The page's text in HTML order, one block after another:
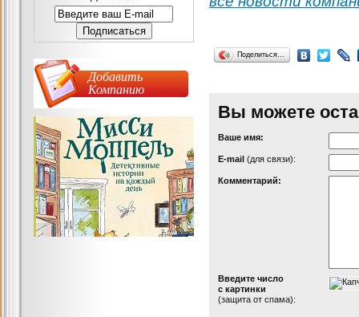
Поделиться…
Вы можете
Ваше имя:
Е-mail (для связи):
Комментарий:
Введите число
с картинки
(защита от спама):
Добавить
Компанию